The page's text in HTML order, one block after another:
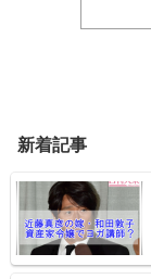
新着記事